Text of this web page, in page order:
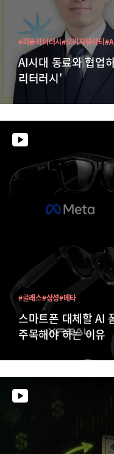
AI시대 동료와 협업
리터러시'
#피플리터러시#오리지널리티
스마트폰 대체할 AI
주목해야 하는 이유
#글래스#삼성#메타